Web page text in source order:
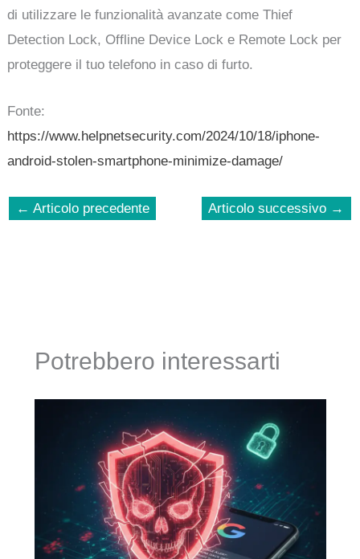
di utilizzare le funzionalità avanzate come Thief
Detection Lock, Offline Device Lock e Remote Lock per
proteggere il tuo telefono in caso di furto.
Fonte:
https://www.helpnetsecurity.com/2024/10/18/iphone-
android-stolen-smartphone-minimize-damage/
← Articolo precedente Articolo successivo →
Potrebbero interessarti